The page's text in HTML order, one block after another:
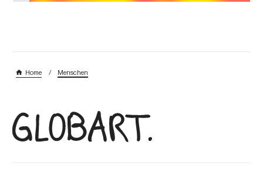
Home / Menschen